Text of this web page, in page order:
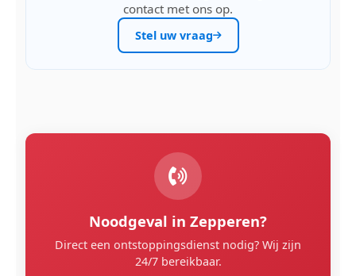
contact met ons op.
Stel uw vraag
Noodgeval in Zepperen?
Direct een ontstoppingsdienst nodig? Wij zijn
24/7 bereikbaar.